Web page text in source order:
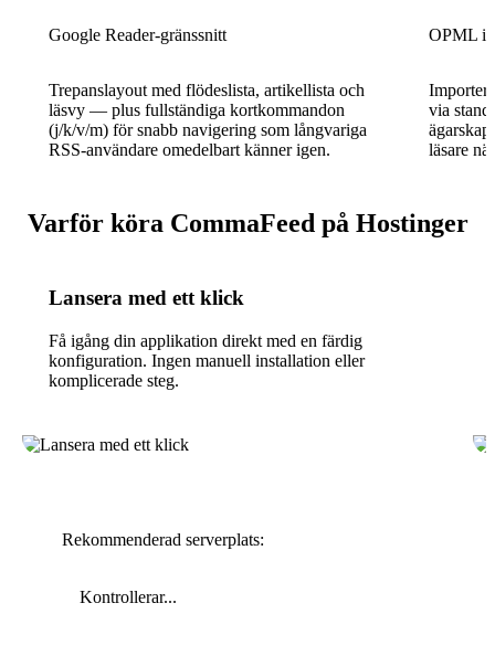
Google Reader-gränssnitt
Trepanslayout med flödeslista, artikellista och
läsvy — plus fullständiga kortkommandon
(j/k/v/m) för snabb navigering som långvariga
RSS-användare omedelbart känner igen.
OPML
via
läsare
Varför köra CommaFeed på Hostinger
Lansera med ett klick
Få igång din applikation direkt med en färdig
konfiguration. Ingen manuell installation eller
komplicerade steg.
Rekommenderad serverplats:
Kontrollerar...